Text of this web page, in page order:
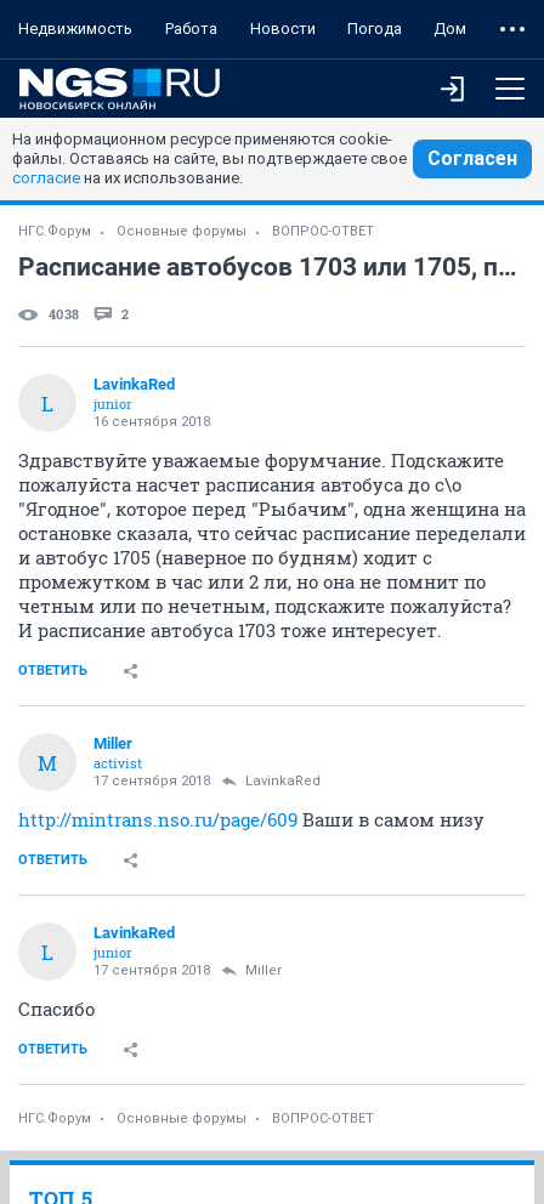
Недвижимость Работа Новости Погода Дом
На информационном ресурсе применяются cookie-
файлы. Оставаясь на сайте, вы подтверждаете свое
согласие на их использование.
Согласен
НГС.Форум Основные форумы ВОПРОС-ОТВЕТ
Расписание автобусов 1703 или 1705, подскажите кто в курсе?
4038 2
L
LavinkaRed
junior
16 сентября 2018
Здравствуйте уважаемые форумчание. Подскажите
пожалуйста насчет расписания автобуса до с\о
"Ягодное", которое перед "Рыбачим", одна женщина на
остановке сказала, что сейчас расписание переделали
и автобус 1705 (наверное по будням) ходит с
промежутком в час или 2 ли, но она не помнит по
четным или по нечетным, подскажите пожалуйста?
И расписание автобуса 1703 тоже интересует.
ОТВЕТИТЬ
M
Miller
activist
17 сентября 2018 LavinkaRed
http://mintrans.nso.ru/page/609 Ваши в самом низу
ОТВЕТИТЬ
L
LavinkaRed
junior
17 сентября 2018 Miller
Спасибо
ОТВЕТИТЬ
НГС.Форум Основные форумы ВОПРОС-ОТВЕТ